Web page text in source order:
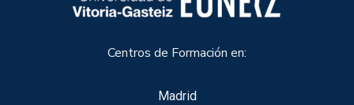
Centros de Formación en:
Madrid